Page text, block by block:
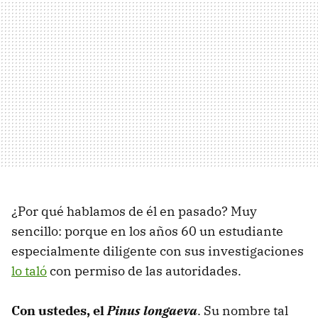
¿Por qué hablamos de él en pasado? Muy
sencillo: porque en los años 60 un estudiante
especialmente diligente con sus investigaciones
lo talócon permiso de las autoridades.
Con ustedes, elPinus longaeva. Su nombre tal